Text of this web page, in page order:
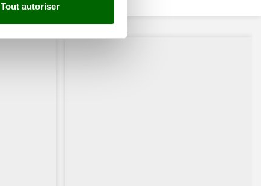
Tout autoriser